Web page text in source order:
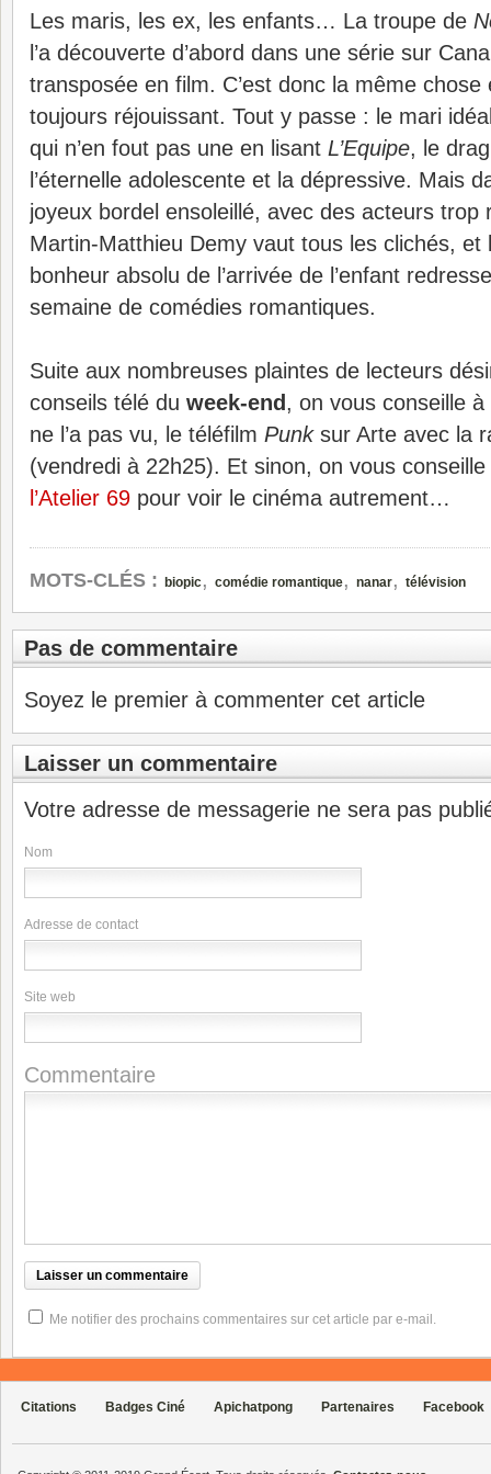
Les maris, les ex, les enfants… La troupe de
l’a découverte d’abord dans une série sur
transposée en film. C’est donc la même
toujours réjouissant. Tout y passe : le mari
qui n’en fout pas une en lisant L’Equipe, le
l’éternelle adolescente et la dépressive. Mais
joyeux bordel ensoleillé, avec des acteurs trop
Martin-Matthieu Demy vaut tous les clichés, et
bonheur absolu de l’arrivée de l’enfant
semaine de comédies romantiques.
Suite aux nombreuses plaintes de lecteurs
conseils télé du week-end , on vous conseille à
ne l’a pas vu, le téléfilm Punksur Arte avec la
(vendredi à 22h25). Et sinon, on vous
l’Atelier 69 pour voir le cinéma autrement…
MOTS-CLÉS : biopic, comédie romantique, nanar, télévision
Pas de commentaire
Soyez le premier à commenter cet article
Laisser un commentaire
Votre adresse de messagerie ne sera pas
Nom
Adresse de contact
Site web
Commentaire
Me notifier des prochains commentaires sur cet article par e-mail.
Citations Badges Ciné Apichatpong Partenaires Facebook